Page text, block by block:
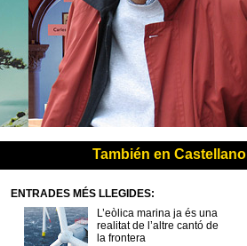
También en Castellano
ENTRADES MÉS LLEGIDES:
L’eòlica marina ja és una
realitat de l’altre cantó de
la frontera